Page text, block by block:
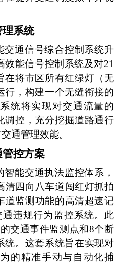
理系统
交通信号综合控制系统升
能信号控制系统及对21
在将市区所有红绿灯（无
行，构建一个无缝衔接的
统将实现对交通流量的
调控，充分挖掘道路通行
通管理效能。
管控方案
能交通执法监控体系，
清四向八车道闯红灯抓拍
道监测功能的高清超速记
违规行为监控系统。此
交通事件监测点和8个断
统。这套系统旨在实现对
的精准手动与自动化捕